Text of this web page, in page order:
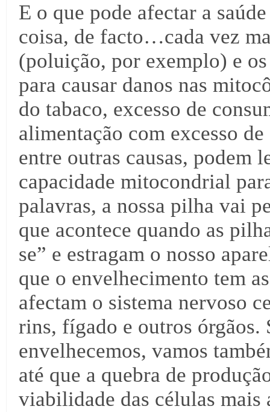
E o que pode afectar a
coisa, de facto…cada vez
(poluição, por exemplo) e
para causar danos nas
do tabaco, excesso de
alimentação com excesso
entre outras causas, podem
capacidade mitocondrial
palavras, a nossa pilha vai
que acontece quando as
se” e estragam o nosso
que o envelhecimento tem
afectam o sistema nervoso
rins, fígado e outros órgãos.
envelhecemos, vamos
até que a quebra de
viabilidade das células mais